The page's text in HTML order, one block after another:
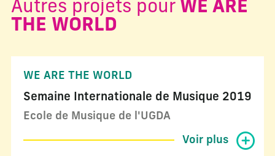
Autres projets pour WE ARE
THE WORLD
WE ARE THE WORLD
Semaine Internationale de Musique 2019
Ecole de Musique de l'UGDA
Voir plus